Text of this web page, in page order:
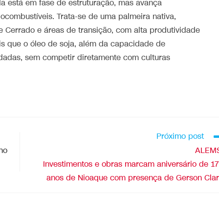
está em fase de estruturação, mas avança
Trata-se de uma palmeira nativa,
e áreas de transição, com alta produtividade
que o óleo de soja, além da capacidade de
sem competir diretamente com culturas
Próximo post
Investimentos e obras marcam aniversário de
anos de Nioaque com presença de Gerson